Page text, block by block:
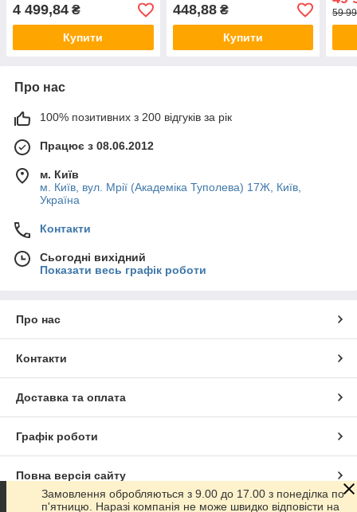
4 499,84 ₴
Купити
448,88₴
Купити
59
Про нас
100% позитивних з 200 відгуків за рік
Працює з 08.06.2012
м. Київ
м. Київ, вул. Мрії (Академіка Туполева) 17Ж, Київ,
Україна
Контакти
Сьогодні вихідний
Показати весь графік роботи
Про нас
Контакти
Доставка та оплата
Графік роботи
Повна версія сайту
Замовлення обробляються з 9.00 до 17.00 з понеділка по
п'ятницю. Наразі компанія не може швидко відповісти на